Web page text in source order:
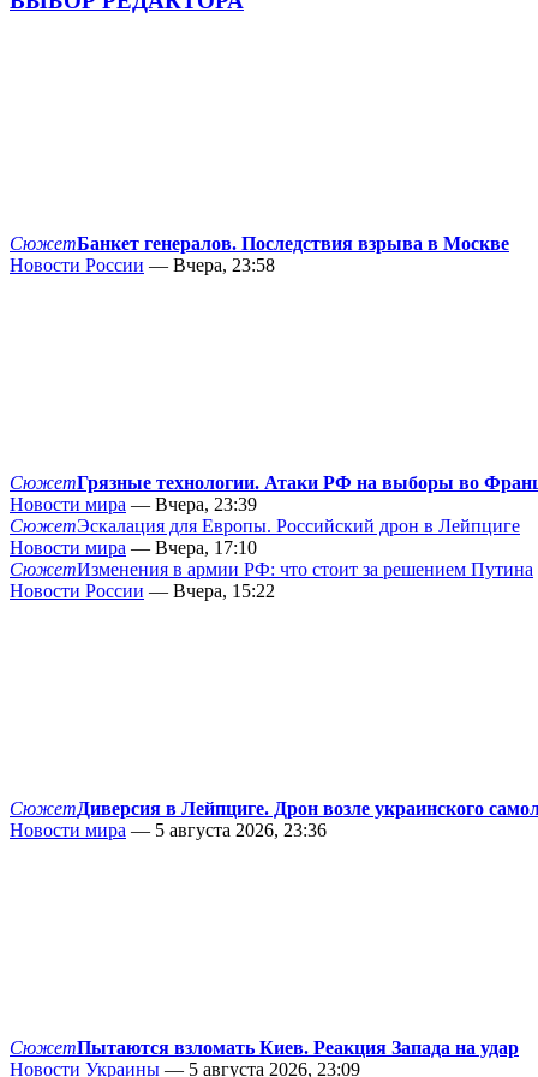
СюжетБанкет генералов. Последствия взрыва в Москве
Новости России — Вчера, 23:58
СюжетГрязные технологии. Атаки РФ на выборы во
Новости мира — Вчера, 23:39
СюжетЭскалация для Европы. Российский дрон в Лейпциге
Новости мира — Вчера, 17:10
СюжетИзменения в армии РФ: что стоит за решением Путина
Новости России — Вчера, 15:22
СюжетДиверсия в Лейпциге. Дрон возле украинского
Новости мира — 5 августа 2026, 23:36
СюжетПытаются взломать Киев. Реакция Запада на удар
Новости Украины — 5 августа 2026, 23:09